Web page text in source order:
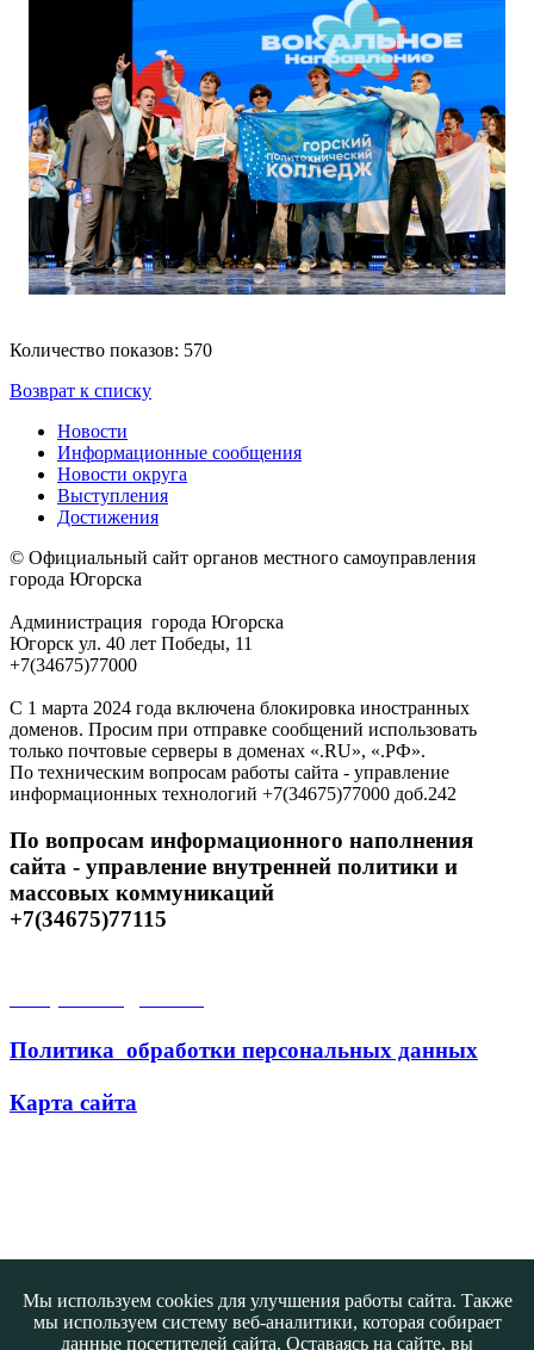
Количество показов: 570
Возврат к списку
Новости
Информационные сообщения
Новости округа
Выступления
Достижения
© Официальный сайт органов местного самоуправления
города Югорска
Администрация города Югорска
Югорск ул. 40 лет Победы, 11
+7(34675)77000
С 1 марта 2024 года включена блокировка иностранных
доменов. Просим при отправке сообщений использовать
только почтовые серверы в доменах «.RU», «.РФ».
По техническим вопросам работы сайта - управление
информационных технологий +7(34675)77000 доб.242
По вопросам информационного наполнения
сайта - управление внутренней политики и
массовых коммуникаций
+7(34675)77115
Политика обработки персональных данных
Карта сайта
Мы используем cookies для улучшения работы сайта. Также
мы используем систему веб-аналитики, которая собирает
данные посетителей сайта. Оставаясь на сайте, вы